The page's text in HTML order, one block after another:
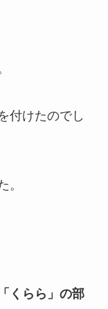
付けたのでし
。
くらら」の部